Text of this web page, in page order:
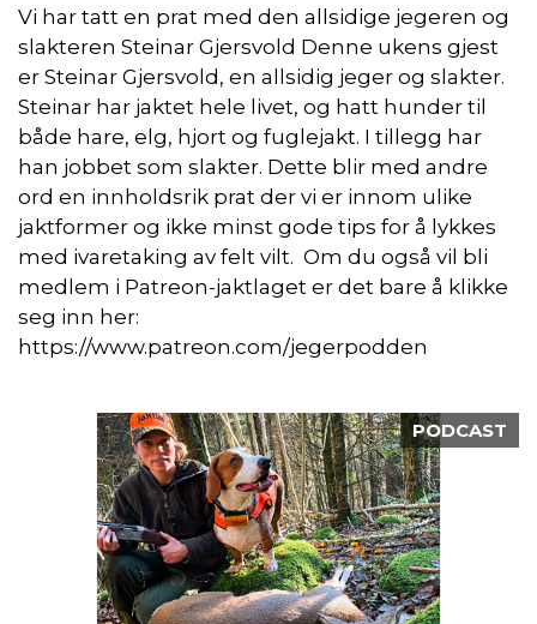
Vi har tatt en prat med den allsidige jegeren og
slakteren Steinar Gjersvold Denne ukens gjest
er Steinar Gjersvold, en allsidig jeger og slakter.
Steinar har jaktet hele livet, og hatt hunder til
både hare, elg, hjort og fuglejakt. I tillegg har
han jobbet som slakter. Dette blir med andre
ord en innholdsrik prat der vi er innom ulike
jaktformer og ikke minst gode tips for å lykkes
med ivaretaking av felt vilt. Om du også vil bli
medlem i Patreon-jaktlaget er det bare å klikke
seg inn her:
https://www.patreon.com/jegerpodden
PODCAST